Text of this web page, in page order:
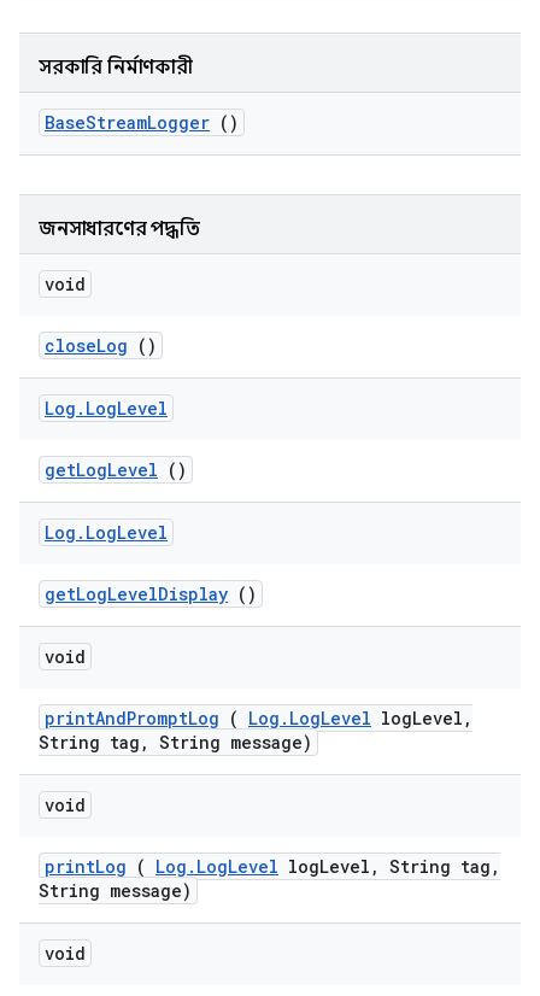
সরকারি নির্মাণকারী
BaseStreamLogger ()
জনসাধারণের পদ্ধতি
void
closeLog ()
Log . LogLevel
getLogLevel ()
Log . LogLevel
getLogLevelDisplay ()
void
printAndPromptLog ( Log . LogLevel logLevel ,
String tag , String message)
void
printLog ( Log . LogLevel logLevel , String tag ,
String message)
void